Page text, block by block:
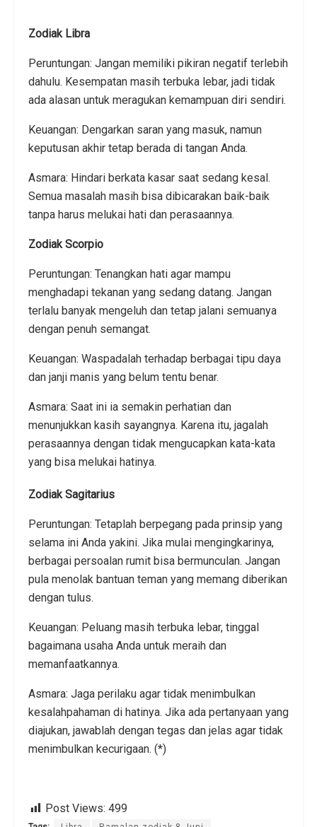
Zodiak Libra
Peruntungan: Jangan memiliki pikiran negatif terlebih
dahulu. Kesempatan masih terbuka lebar, jadi tidak
ada alasan untuk meragukan kemampuan diri sendiri.
Keuangan: Dengarkan saran yang masuk, namun
keputusan akhir tetap berada di tangan Anda.
Asmara: Hindari berkata kasar saat sedang kesal.
Semua masalah masih bisa dibicarakan baik-baik
tanpa harus melukai hati dan perasaannya.
Zodiak Scorpio
Peruntungan: Tenangkan hati agar mampu
menghadapi tekanan yang sedang datang. Jangan
terlalu banyak mengeluh dan tetap jalani semuanya
dengan penuh semangat.
Keuangan: Waspadalah terhadap berbagai tipu daya
dan janji manis yang belum tentu benar.
Asmara: Saat ini ia semakin perhatian dan
menunjukkan kasih sayangnya. Karena itu, jagalah
perasaannya dengan tidak mengucapkan kata-kata
yang bisa melukai hatinya.
Zodiak Sagitarius
Peruntungan: Tetaplah berpegang pada prinsip yang
selama ini Anda yakini. Jika mulai mengingkarinya,
berbagai persoalan rumit bisa bermunculan. Jangan
pula menolak bantuan teman yang memang diberikan
dengan tulus.
Keuangan: Peluang masih terbuka lebar, tinggal
bagaimana usaha Anda untuk meraih dan
memanfaatkannya.
Asmara: Jaga perilaku agar tidak menimbulkan
kesalahpahaman di hatinya. Jika ada pertanyaan yang
diajukan, jawablah dengan tegas dan jelas agar tidak
menimbulkan kecurigaan. (*)
Post Views: 499